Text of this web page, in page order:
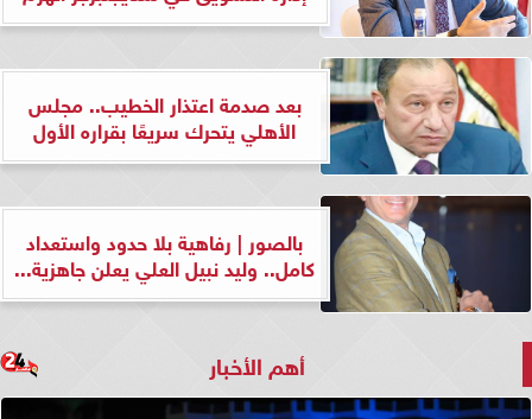
بعد صدمة اعتذار الخطيب.. مجلس
الأهلي يتحرك سريعًا بقراره الأول
بالصور | رفاهية بلا حدود واستعداد
كامل.. وليد نبيل العلي يعلن جاهزية...
أهم الأخبار